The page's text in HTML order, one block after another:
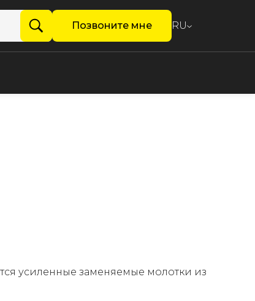
Позвоните мне RU
усиленные заменяемые молотки из